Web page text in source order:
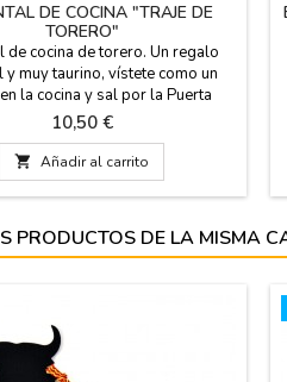
DE COCINA "TRAJE DE
TORERO"
de cocina de torero. Un regalo
y muy taurino, vístete como un
la cocina y sal por la Puerta
Composición: 100% algodón
74 x 61 cm (talla adulto) Si
un souvenir español, este
es ideal para sorprender a tus
que se acuerden siempre de ti.
Precio
10,50 €
 Añadir al carrito
PRODUCTOS DE LA MISMA